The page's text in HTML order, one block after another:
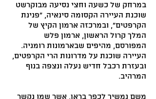
במרחק של כשעה וחצי נסיעה מבוקרשט
שוכנת העיירה הקסומה סינאיה, "פנינת
הקרפטים", ובמרכזה ארמון הקיץ של
המלך קרול הראשון, ארמון פלש
המפורסם, מהיפים שבארמונות רומניה.
העיירה שוכנת על מדרונות הרי הקרפטים,
ובעזרת רכבל חדיש נעלה ונצפה בנוף
המרהיב.
משם נמשיך לכפר בראן, אשר שמו נקשר